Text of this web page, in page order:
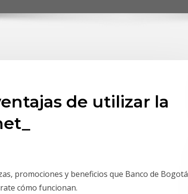
de utilizar la
promociones y beneficios que Banco de Bogotá
cómo funcionan.